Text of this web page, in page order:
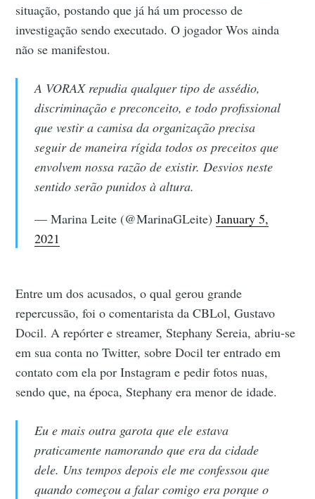
situação, postando que já há um processo de
investigação sendo executado. O jogador Wos ainda
não se manifestou.
A VORAX repudia qualquer tipo de assédio,
discriminação e preconceito, e todo profissional
que vestir a camisa da organização precisa
seguir de maneira rígida todos os preceitos que
envolvem nossa razão de existir. Desvios neste
sentido serão punidos à altura.
— Marina Leite (@MarinaGLeite) January 5,
2021
Entre um dos acusados, o qual gerou grande
repercussão, foi o comentarista da CBLol, Gustavo
Docil. A repórter e streamer, Stephany Sereia, abriu-se
em sua conta no Twitter, sobre Docil ter entrado em
contato com ela por Instagram e pedir fotos nuas,
sendo que, na época, Stephany era menor de idade.
Eu e mais outra garota que ele estava
praticamente namorando que era da cidade
dele. Uns tempos depois ele me confessou que
quando começou a falar comigo era porque o